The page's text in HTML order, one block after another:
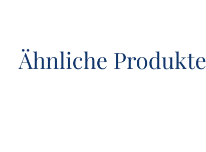
Ähnliche Produkte